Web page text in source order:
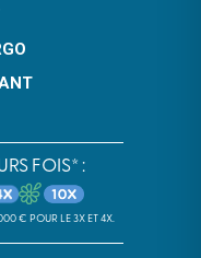
FOIS* :
€ POUR LE 3X ET 4X.